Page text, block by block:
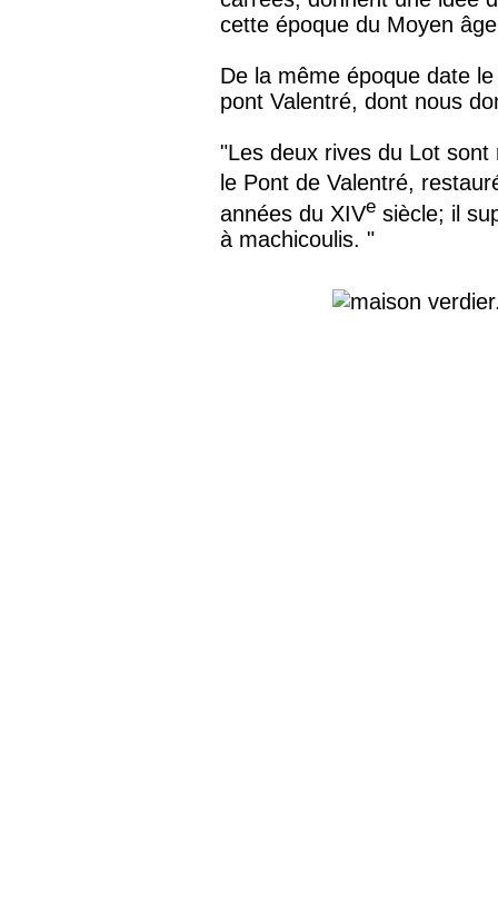
cette époque du Moyen
De la même époque date
pont Valentré, dont nous
"Les deux rives du Lot
le Pont de Valentré,
années du XIVe siècle; il
à machicoulis. "